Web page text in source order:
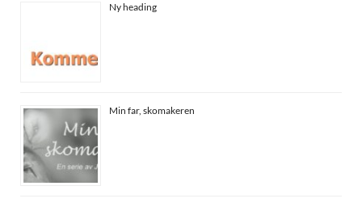
Ny heading
Min far, skomakeren